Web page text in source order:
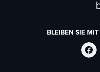
BLEIBEN SIE